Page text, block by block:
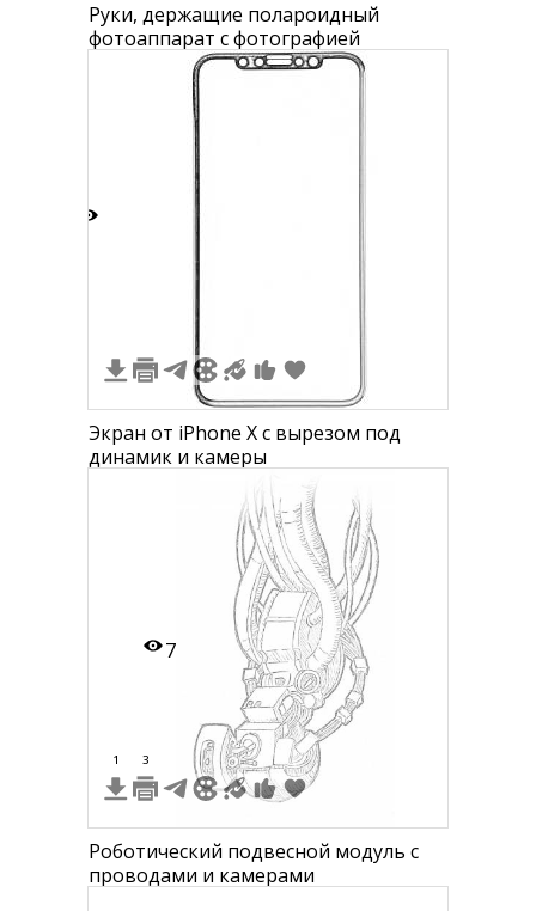
Руки, держащие полароидный
фотоаппарат с фотографией
Экран от iPhone X с вырезом под
динамик и камеры
7
1 3
Роботический подвесной модуль с
проводами и камерами